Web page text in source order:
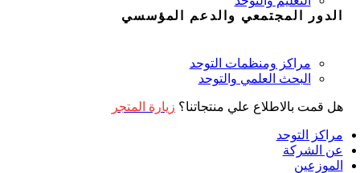
الدور المجتمعي والدعم المؤسسي
مراكز ومنظمات التوحد
البحث العلمي والتوحد
هل قمت بالاطلاع علي منتجاتنا؟ زيارة المتجر
مراكز التوحد
عن الشركة
الموزعين